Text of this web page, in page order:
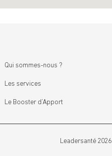
Qui sommes-nous ?
Les services
Le Booster d’Apport
Leadersanté 2026